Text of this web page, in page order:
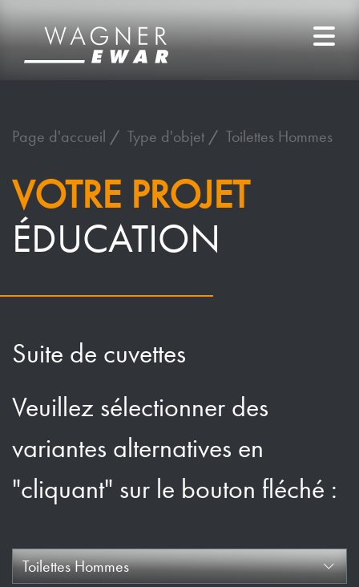
Page d'accueil Type d'objet Toilettes Hommes
VOTRE PROJET
ÉDUCATION
Suite de cuvettes
Veuillez sélectionner des
variantes alternatives en
"cliquant" sur le bouton fléché :
Toilettes Hommes